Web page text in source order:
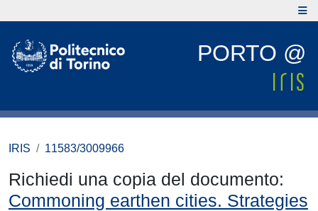
PORTO @
IRIS 11583/3009966
Richiedi una copia del documento:
Commoning earthen cities. Strategies